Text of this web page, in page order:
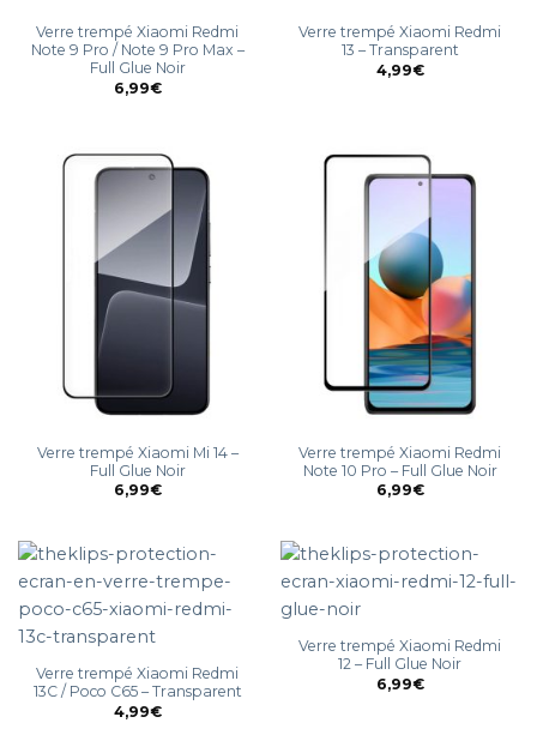
Verre trempé Xiaomi Redmi
Note 9 Pro / Note 9 Pro Max –
Full Glue Noir
6,99€
Verre trempé Xiaomi Redmi
13 – Transparent
4,99€
Verre trempé Xiaomi Mi 14 –
Full Glue Noir
6,99€
Verre trempé Xiaomi Redmi
Note 10 Pro – Full Glue Noir
6,99€
Verre trempé Xiaomi Redmi
13C / Poco C65 – Transparent
4,99€
Verre trempé Xiaomi Redmi
12 – Full Glue Noir
6,99€